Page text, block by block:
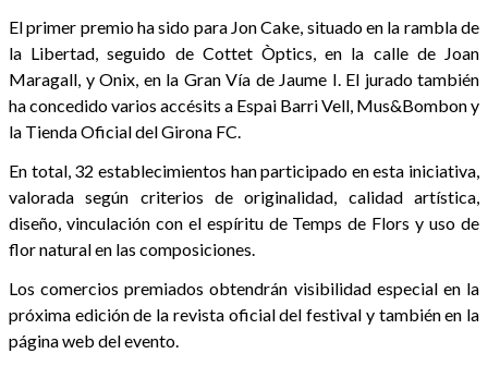
El primer premio ha sido para Jon Cake, situado en la rambla de
la Libertad, seguido de Cottet Òptics, en la calle de Joan
Maragall, y Onix, en la Gran Vía de Jaume I. El jurado también
ha concedido varios accésits a Espai Barri Vell, Mus&Bombon y
la Tienda Oficial del Girona FC.
En total, 32 establecimientos han participado en esta iniciativa,
valorada según criterios de originalidad, calidad artística,
diseño, vinculación con el espíritu de Temps de Flors y uso de
flor natural en las composiciones.
Los comercios premiados obtendrán visibilidad especial en la
próxima edición de la revista oficial del festival y también en la
página web del evento.